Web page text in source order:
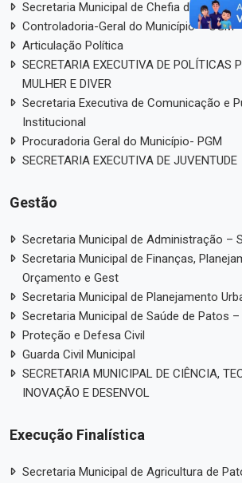
Secretaria Municipal de Chefia de
Controladoria-Geral do Município – CGM
Articulação Política
SECRETARIA EXECUTIVA DE POLÍTICAS
MULHER E DIVER
Secretaria Executiva de Comunicação e
Institucional
Procuradoria Geral do Município- PGM
SECRETARIA EXECUTIVA DE JUVENTUDE
Gestão
Secretaria Municipal de Administração –
Secretaria Municipal de Finanças,
Orçamento e Gest
Secretaria Municipal de Planejamento
Secretaria Municipal de Saúde de Patos –
Proteção e Defesa Civil
Guarda Civil Municipal
SECRETARIA MUNICIPAL DE CIÊNCIA,
INOVAÇÃO E DESENVOL
Execução Finalística
Secretaria Municipal de Agricultura de